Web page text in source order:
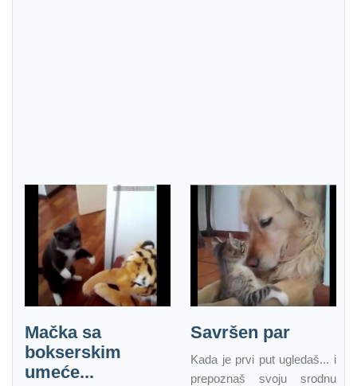
Mačka sa
bokserskim
umeće...
Savršen par
Kada je prvi put ugledaš... i
prepoznaš svoju srodnu